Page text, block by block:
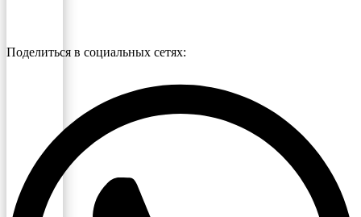
Поделиться в социальных сетях: